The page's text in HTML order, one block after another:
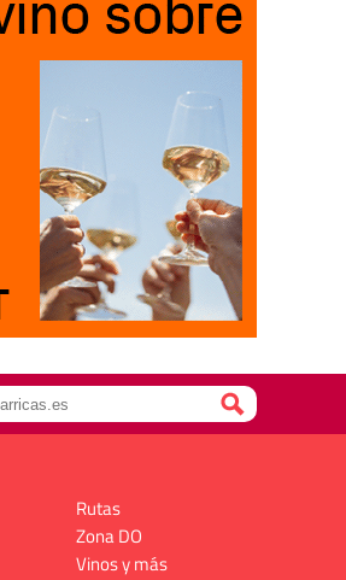
Rutas
Zona DO
Vinos y más